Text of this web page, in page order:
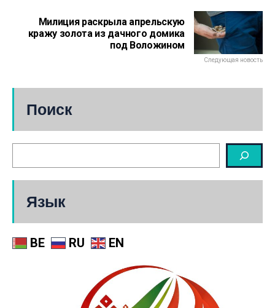
Милиция раскрыла апрельскую
кражу золота из дачного домика
под Воложином
Следующая новость
Поиск
Язык
BE RU EN